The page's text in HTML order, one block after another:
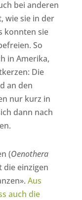
bei anderen
wie sie in der
konnten sie
So
in Amerika,
Die
an den
nur kurz in
dann nach
(Oenothera
die einzigen
Aus
auch die